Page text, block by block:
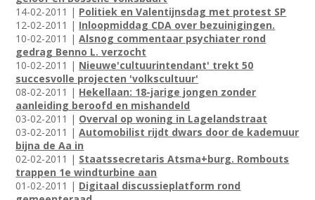
14-02-2011 | Politiek en Valentijnsdag met protest SP
12-02-2011 | Inloopmiddag CDA over bezuinigingen.
10-02-2011 |Alsnog commentaar psychiater rond
gedrag Benno L. verzocht
10-02-2011 | Nieuwe'cultuurintendant' trekt 50
succesvolle projecten 'volkscultuur'
08-02-2011 | Hekellaan: 18-jarige jongen zonder
aanleiding beroofd en mishandeld
03-02-2011 | Overval op woning in Lagelandstraat
03-02-2011 |Automobilist rijdt dwars door de kademuur
bijna de Aa in
02-02-2011 | Staatssecretaris Atsma+burg. Rombouts
trappen 1e windturbine aan
01-02-2011 | Digitaal discussieplatform rond